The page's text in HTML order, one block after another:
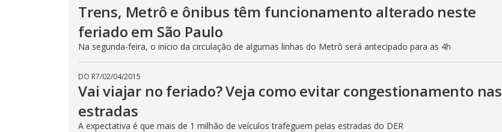
Trens, Metrô e ônibus têm funcionamento alterado neste
feriado em São Paulo
Na segunda-feira, o início da circulação de algumas linhas do Metrô será antecipado para as 4h
DO R7/02/04/2015
Vai viajar no feriado? Veja como evitar congestionamento nas
estradas
A expectativa é que mais de 1 milhão de veículos trafeguem pelas estradas do DER